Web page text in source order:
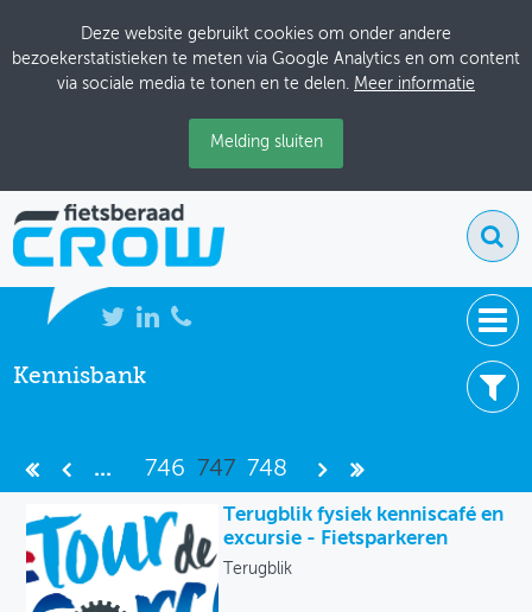
Deze website gebruikt cookies om onder andere
bezoekerstatistieken te meten via Google Analytics en om content
via sociale media te tonen en te delen. Meer informatie
Melding sluiten
NIEUWS
KENNISBANK
ADRESSENBOEK
OVER FIETSBERAAD
Kennisbank
Onze selectie
Uitgever
... 746 747 748
Terugblik fysiek kenniscafé en
excursie - Fietsparkeren
Terugblik